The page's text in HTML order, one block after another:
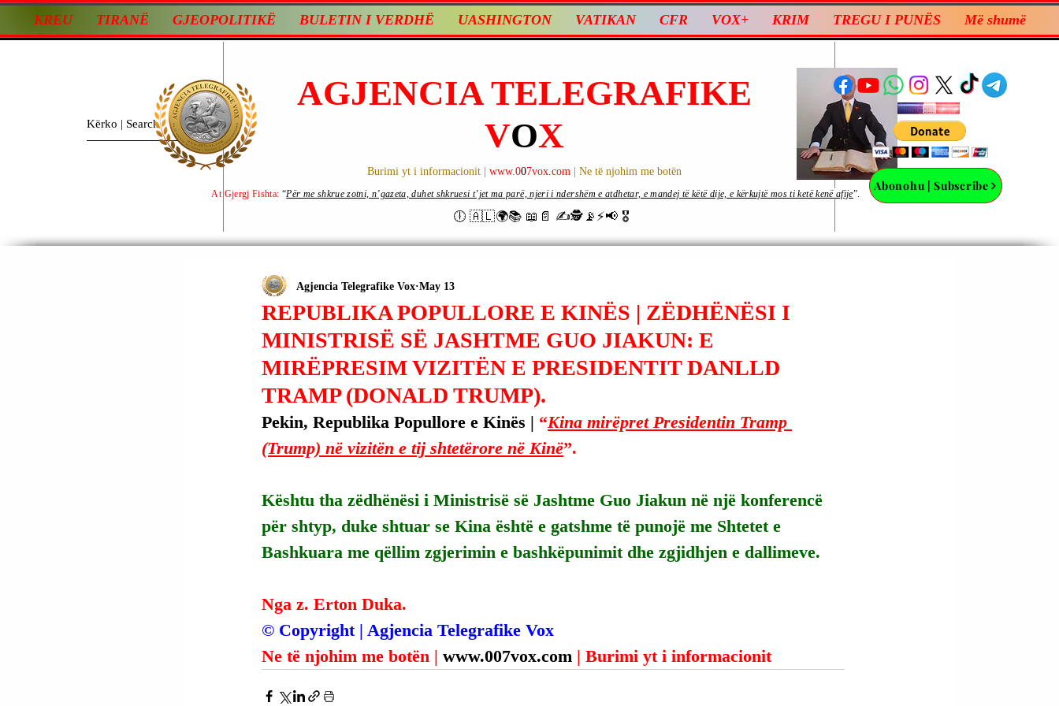
KREU TIRANË GJEOPOLITIKË BULETIN I VERDHË UASHINGTON VATIKAN CFR VOX+ KRIM TREGU I PUNËS Më shumë
AGJENCIA TELEGRAFIKE
VOX
Burimi yt i informacionit | www.007vox.com | Ne të njohim me botën
🕕 🇦🇱🌍📚 📖📄 ✍🕵️📡⚡️📢 🎖
Abonohu | Subscribe
At Gjergj Fishta: “Për me shkrue zotni, n’gazeta, duhet shkruesi t’jet ma parë, njeri i ndershëm e atdhetar, e mandej të këtë dije, e kërkujtë mos ti ketë kenë afije”.
REPUBLIKA POPULLORE E KINËS | ZËDHËNËSI I
MINISTRISË SË JASHTME GUO JIAKUN: E
MIRËPRESIM VIZITËN E PRESIDENTIT DANLLD
TRAMP (DONALD TRUMP).
Agjencia Telegrafike Vox May 13
Pekin, Republika Popullore e Kinës | “Kina mirëpret Presidentin Tramp
(Trump) në vizitën e tij shtetërore në Kinë”.
Kështu tha zëdhënësi i Ministrisë së Jashtme Guo Jiakun në një konferencë
për shtyp, duke shtuar se Kina është e gatshme të punojë me Shtetet e
Bashkuara me qëllim zgjerimin e bashkëpunimit dhe zgjidhjen e dallimeve.
Nga z. Erton Duka.
© Copyright | Agjencia Telegrafike Vox
Ne të njohim me botën | www.007vox.com | Burimi yt i informacionit